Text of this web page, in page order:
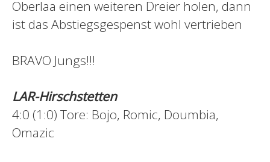
Oberlaa einen weiteren Dreier holen, dann
ist das Abstiegsgespenst wohl vertrieben
BRAVO Jungs!!!
LAR-Hirschstetten
4:0 (1:0) Tore: Bojo, Romic, Doumbia,
Omazic